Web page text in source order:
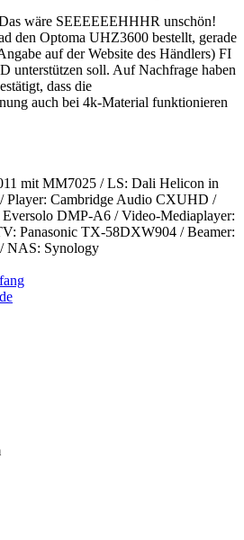
wäre SEEEEEEHHHR unschön!
den Optoma UHZ3600 bestellt, gerade
auf der Website des Händlers) FI
unterstützen soll. Auf Nachfrage haben
dass die
auch bei 4k-Material funktionieren
mit MM7025 / LS: Dali Helicon in
Player: Cambridge Audio CXUHD /
DMP-A6 / Video-Mediaplayer:
Panasonic TX-58DXW904 / Beamer:
NAS: Synology